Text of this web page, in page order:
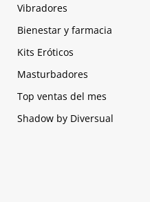
Vibradores
Bienestar y farmacia
Kits Eróticos
Masturbadores
Top ventas del mes
Shadow by Diversual